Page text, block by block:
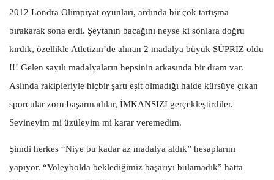
2012 Londra Olimpiyat oyunları, ardında bir çok tartışma
bırakarak sona erdi. Şeytanın bacağını neyse ki sonlara doğru
kırdık, özellikle Atletizm’de alınan 2 madalya büyük SÜPRİZ oldu
!!! Gelen sayılı madalyaların hepsinin arkasında bir dram var.
Aslında rakipleriyle hiçbir şartı eşit olmadığı halde kürsüye çıkan
sporcular zoru başarmadılar, İMKANSIZI gerçekleştirdiler.
Sevineyim mi üzüleyim mi karar veremedim.
Şimdi herkes “Niye bu kadar az madalya aldık” hesaplarını
yapıyor. “Voleybolda beklediğimiz başarıyı bulamadık” hatta